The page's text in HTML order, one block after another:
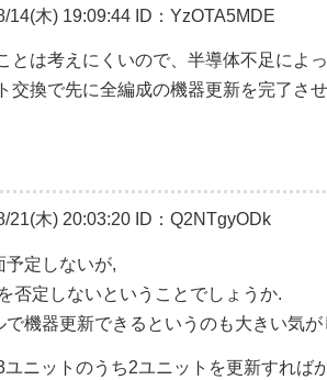
14(木) 19:09:44 ID：YzOTA5MDE
とは考えにくいので、半導体不足によ
交換で先に全編成の機器更新を完了さ
21(木) 20:03:20 ID：Q2NTgyODk
定しないが,
否定しないということでしょうか.
機器更新できるというのも大きい気が
ニットのうち2ユニットを更新すれば